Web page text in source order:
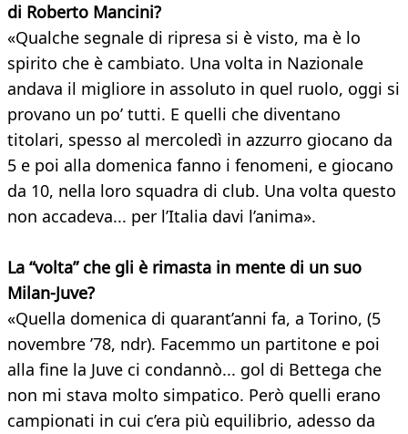
di Roberto Mancini?
«Qualche segnale di ripresa si è visto, ma è lo
spirito che è cambiato. Una volta in Nazionale
andava il migliore in assoluto in quel ruolo, oggi si
provano un po’ tutti. E quelli che diventano
titolari, spesso al mercoledì in azzurro giocano da
5 e poi alla domenica fanno i fenomeni, e giocano
da 10, nella loro squadra di club. Una volta questo
non accadeva... per l’Italia davi l’anima».
La “volta” che gli è rimasta in mente di un suo
Milan-Juve?
«Quella domenica di quarant’anni fa, a Torino, (5
novembre ’78, ndr). Facemmo un partitone e poi
alla fine la Juve ci condannò... gol di Bettega che
non mi stava molto simpatico. Però quelli erano
campionati in cui c’era più equilibrio, adesso da